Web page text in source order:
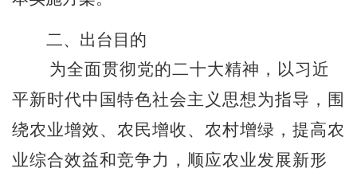
二、出台目的
为全面贯彻党的二十大精神，以习近
平新时代中国特色社会主义思想为指导，围
绕农业增效、农民增收、农村增绿，提高农
业综合效益和竞争力，顺应农业发展新形